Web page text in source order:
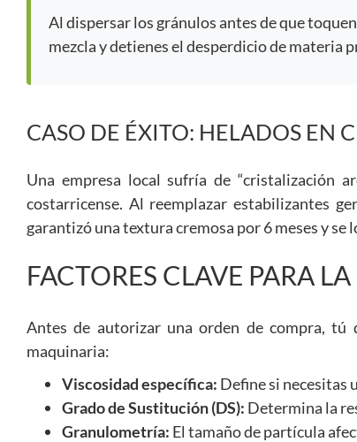
Al dispersar los gránulos antes de que
mezcla y detienes el desperdicio de materia
CASO DE ÉXITO: HELADOS EN
Una empresa local sufría de “cristalización
costarricense. Al reemplazar estabilizantes
garantizó una textura cremosa por 6 meses y
FACTORES CLAVE PARA
Antes de autorizar una orden de compra, tú
maquinaria:
Viscosidad específica: Define si necesitas
Grado de Sustitución (DS): Determina la
Granulometría: El tamaño de partícula